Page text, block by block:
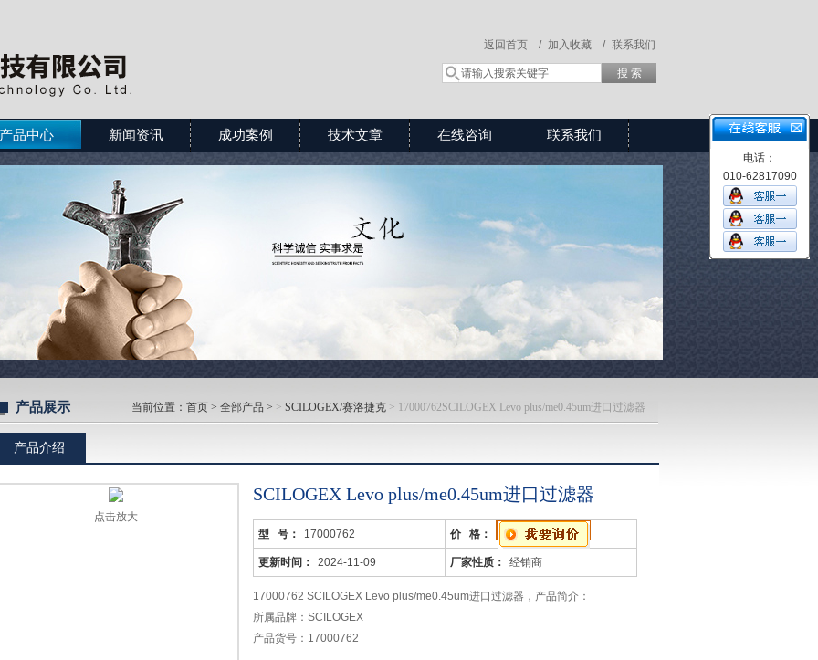
联系我们
加入收藏 /
返回首页 /
产品中心 新闻资讯 成功案例 技术文章 在线咨询 联系我们
产品展示 当前位置： 首页 > 全部产品 > > SCILOGEX/赛洛捷克 > 17000762SCILOGEX Levo plus/me0.45um进口过滤器
产品介绍
点击放大
SCILOGEX Levo plus/me0.45um进口过滤器
型 号： 17000762 价 格：
更新时间： 2024-11-09 厂家性质： 经销商
17000762 SCILOGEX Levo plus/me0.45um进口过滤器，产品简介：
所属品牌：SCILOGEX
产品货号：17000762
电话：
010-62817090